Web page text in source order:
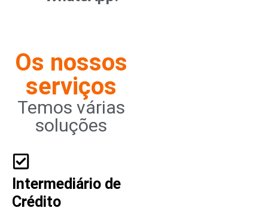
Os nossos
serviços
Temos várias
soluções
Intermediário de
Crédito